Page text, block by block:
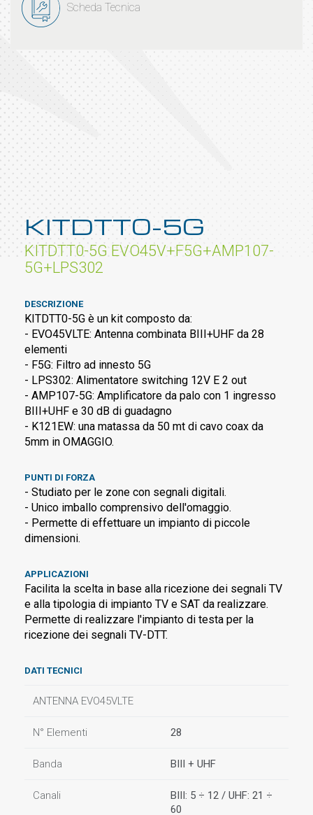
Scheda Tecnica
KITDTT0-5G
KITDTT0-5G EVO45V+F5G+AMP107-
5G+LPS302
DESCRIZIONE
KITDTT0-5G è un kit composto da:
- EVO45VLTE: Antenna combinata BIII+UHF da 28
elementi
- F5G: Filtro ad innesto 5G
- LPS302: Alimentatore switching 12V E 2 out
- AMP107-5G: Amplificatore da palo con 1 ingresso
BIII+UHF e 30 dB di guadagno
- K121EW: una matassa da 50 mt di cavo coax da
5mm in OMAGGIO.
PUNTI DI FORZA
- Studiato per le zone con segnali digitali.
- Unico imballo comprensivo dell'omaggio.
- Permette di effettuare un impianto di piccole
dimensioni.
APPLICAZIONI
Facilita la scelta in base alla ricezione dei segnali TV
e alla tipologia di impianto TV e SAT da realizzare.
Permette di realizzare l'impianto di testa per la
ricezione dei segnali TV-DTT.
DATI TECNICI
ANTENNA EVO45VLTE
N° Elementi 28
Banda BIII + UHF
Canali
BIII: 5 ÷ 12 / UHF: 21 ÷
60